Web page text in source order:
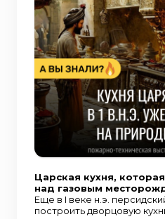
Царская кухня,
над газовым
Еще в I веке н.э.
построить дворцовую